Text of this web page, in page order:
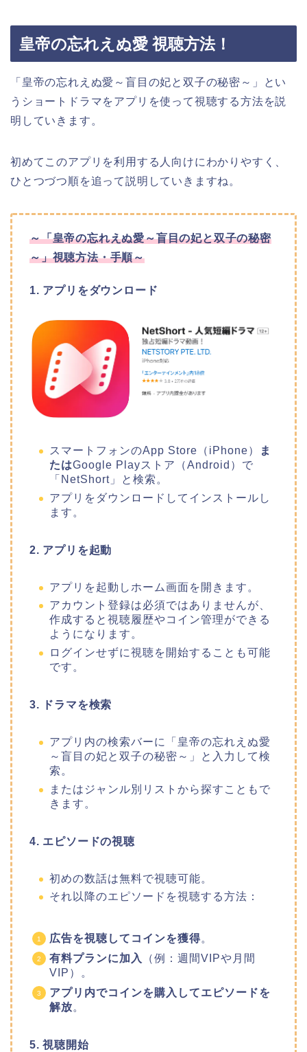
皇帝の忘れえぬ愛 視聴方法！
「皇帝の忘れえぬ愛～盲目の妃と双子の秘密～」とい
うショートドラマをアプリを使って視聴する方法を説
明していきます。
初めてこのアプリを利用する人向けにわかりやすく、
ひとつづつ順を追って説明していきますね。
～「皇帝の忘れえぬ愛～盲目の妃と双子の秘密
～」視聴方法・手順～
1. アプリをダウンロード
スマートフォンのApp Store（iPhone）
ま
たはGoogle Playストア（Android）で
「NetShort」と検索。
アプリをダウンロードしてインストールし
ます。
2. アプリを起動
アプリを起動しホーム画面を開きます。
アカウント登録は必須ではありませんが、
作成すると視聴履歴やコイン管理ができる
ようになります。
ログインせずに視聴を開始することも可能
です。
3. ドラマを検索
アプリ内の検索バーに「皇帝の忘れえぬ愛
～盲目の妃と双子の秘密～」と入力して検
索。
またはジャンル別リストから探すこともで
きます。
4. エピソードの視聴
初めの数話は無料で視聴可能。
それ以降のエピソードを視聴する方法：
広告を視聴してコインを獲得。
有料プランに加入
（例：週間VIPや月間
VIP）。
アプリ内でコインを購入してエピソードを
解放。
5. 視聴開始